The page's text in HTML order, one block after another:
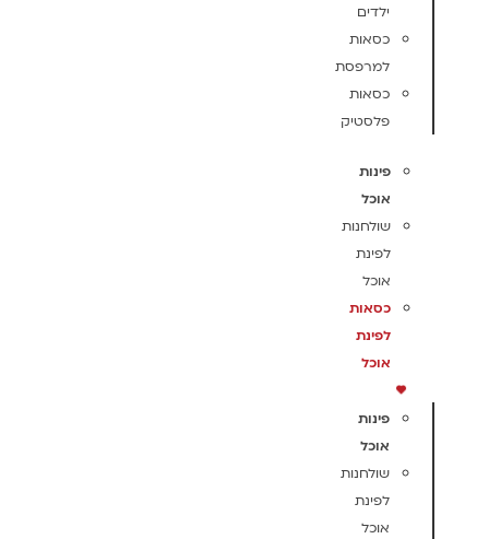
ילדים
כסאות
למרפסת
כסאות
פלסטיק
פינות
אוכל
שולחנות
לפינת
אוכל
כסאות
לפינת
אוכל
פינות
אוכל
שולחנות
לפינת
אוכל